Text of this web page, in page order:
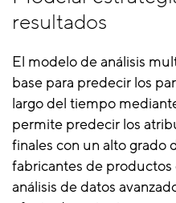
resultados
El modelo de análisis
base para predecir los
largo del tiempo
permite predecir los
finales con un alto grado
fabricantes de
análisis de datos